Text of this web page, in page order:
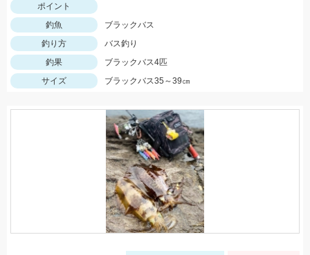
ポイント
釣魚
ブラックバス
釣り方
バス釣り
釣果
ブラックバス4匹
サイズ
ブラックバス35～39㎝